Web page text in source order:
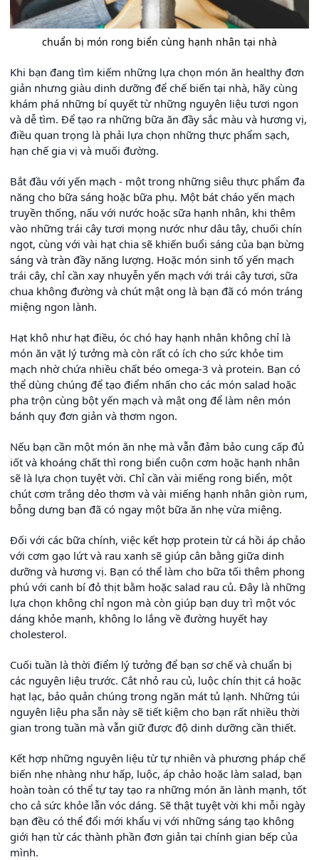
chuẩn bị món rong biển cùng hạnh nhân tại nhà
Khi bạn đang tìm kiếm những lựa chọn món ăn healthy đơn
giản nhưng giàu dinh dưỡng để chế biến tại nhà, hãy cùng
khám phá những bí quyết từ những nguyên liệu tươi ngon
và dễ tìm. Để tạo ra những bữa ăn đầy sắc màu và hương vị,
điều quan trọng là phải lựa chọn những thực phẩm sạch,
hạn chế gia vị và muối đường.
Bắt đầu với yến mạch - một trong những siêu thực phẩm đa
năng cho bữa sáng hoặc bữa phụ. Một bát cháo yến mạch
truyền thống, nấu với nước hoặc sữa hạnh nhân, khi thêm
vào những trái cây tươi mọng nước như dâu tây, chuối chín
ngọt, cùng với vài hạt chia sẽ khiến buổi sáng của bạn bừng
sáng và tràn đầy năng lượng. Hoặc món sinh tố yến mạch
trái cây, chỉ cần xay nhuyễn yến mạch với trái cây tươi, sữa
chua không đường và chút mật ong là bạn đã có món tráng
miệng ngon lành.
Hạt khô như hạt điều, óc chó hay hạnh nhân không chỉ là
món ăn vặt lý tưởng mà còn rất có ích cho sức khỏe tim
mạch nhờ chứa nhiều chất béo omega-3 và protein. Bạn có
thể dùng chúng để tạo điểm nhấn cho các món salad hoặc
pha trộn cùng bột yến mạch và mật ong để làm nên món
bánh quy đơn giản và thơm ngon.
Nếu bạn cần một món ăn nhẹ mà vẫn đảm bảo cung cấp đủ
iốt và khoáng chất thì rong biển cuộn cơm hoặc hạnh nhân
sẽ là lựa chọn tuyệt vời. Chỉ cần vài miếng rong biển, một
chút cơm trắng dẻo thơm và vài miếng hạnh nhân giòn rụm,
bỗng dưng bạn đã có ngay một bữa ăn nhẹ vừa miệng.
Đối với các bữa chính, việc kết hợp protein từ cá hồi áp chảo
với cơm gạo lứt và rau xanh sẽ giúp cân bằng giữa dinh
dưỡng và hương vị. Bạn có thể làm cho bữa tối thêm phong
phú với canh bí đỏ thịt bằm hoặc salad rau củ. Đây là những
lựa chọn không chỉ ngon mà còn giúp bạn duy trì một vóc
dáng khỏe mạnh, không lo lắng về đường huyết hay
cholesterol.
Cuối tuần là thời điểm lý tưởng để bạn sơ chế và chuẩn bị
các nguyên liệu trước. Cắt nhỏ rau củ, luộc chín thịt cá hoặc
hạt lạc, bảo quản chúng trong ngăn mát tủ lạnh. Những túi
nguyên liệu pha sẵn này sẽ tiết kiệm cho bạn rất nhiều thời
gian trong tuần mà vẫn giữ được độ dinh dưỡng cần thiết.
Kết hợp những nguyên liệu từ tự nhiên và phương pháp chế
biến nhẹ nhàng như hấp, luộc, áp chảo hoặc làm salad, bạn
hoàn toàn có thể tự tay tạo ra những món ăn lành mạnh, tốt
cho cả sức khỏe lẫn vóc dáng. Sẽ thật tuyệt vời khi mỗi ngày
bạn đều có thể đổi mới khẩu vị với những sáng tạo không
giới hạn từ các thành phần đơn giản tại chính gian bếp của
mình.